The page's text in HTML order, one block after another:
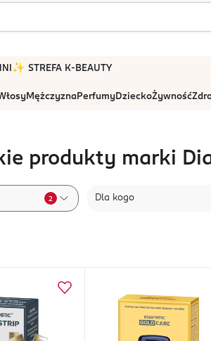
✨ STREFA K-BEAUTY
MężczyznaPerfumyDzieckoŻywność
produkty marki
2 Dla kogo